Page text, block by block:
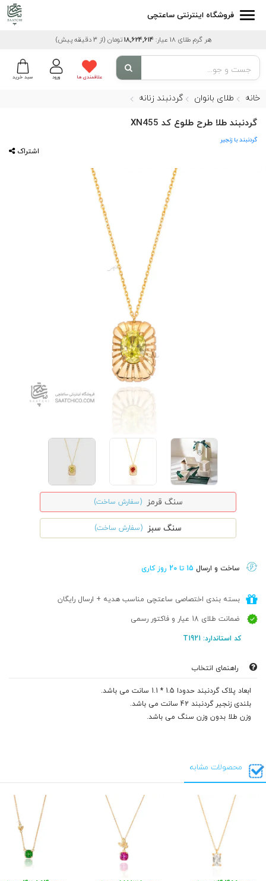
فروشگاه اینترنتی ساعتچی
هر گرم طلای 18 عیار: 18,624,614 تومان (از 3 دقیقه پیش)
سبد خرید ورود علاقمندی ها
خانه طلای بانوان گردنبند زنانه
گردنبند طلا طرح طلوع کد XN455
گردنبند با زنجیر
اشتراک
سنگ قرمز (سفارش ساخت)
سنگ سبز (سفارش ساخت)
ساخت و ارسال 15 تا 20 روز کاری
بسته بندی اختصاصی ساعتچی مناسب هدیه + ارسال رایگان
ضمانت طلای 18 عیار و فاکتور رسمی
کد استاندارد: T1921
راهنمای انتخاب
ابعاد پلاک گردنبند حدودا 1.5 * 1.1 سانت می باشد.
بلندی زنجیر گردنبند 42 سانت می باشد.
وزن طلا بدون وزن سنگ می باشد.
محصولات مشابه